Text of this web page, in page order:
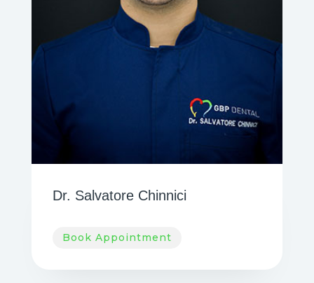
Dr. Salvatore Chinnici
Book Appointment